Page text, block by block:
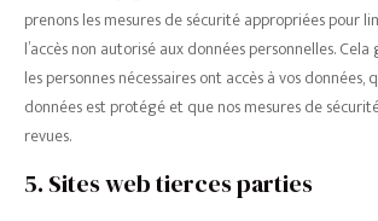
prenons les mesures de sécurité appropriées pour
l’accès non autorisé aux données personnelles.
les personnes nécessaires ont accès à vos données,
données est protégé et que nos mesures de
revues.
5. Sites web tierces parties